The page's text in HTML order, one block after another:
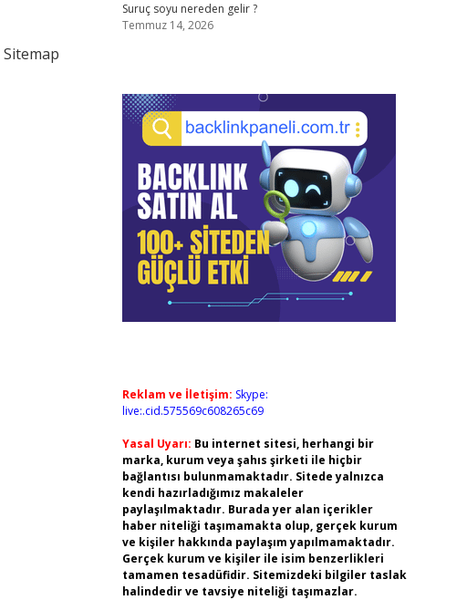
Sitemap
Suruç soyu nereden gelir ?
Temmuz 14, 2026
Reklam ve İletişim: Skype:
live:.cid.575569c608265c69
Yasal Uyarı: Bu internet sitesi, herhangi bir
marka, kurum veya şahıs şirketi ile hiçbir
bağlantısı bulunmamaktadır. Sitede yalnızca
kendi hazırladığımız makaleler
paylaşılmaktadır. Burada yer alan içerikler
haber niteliği taşımamakta olup, gerçek kurum
ve kişiler hakkında paylaşım yapılmamaktadır.
Gerçek kurum ve kişiler ile isim benzerlikleri
tamamen tesadüfidir. Sitemizdeki bilgiler taslak
halindedir ve tavsiye niteliği taşımazlar.